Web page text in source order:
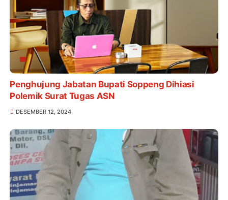
Penghujung Jabatan Bupati Soppeng Dihiasi
Polemik Surat Tugas ASN
DESEMBER 12, 2024